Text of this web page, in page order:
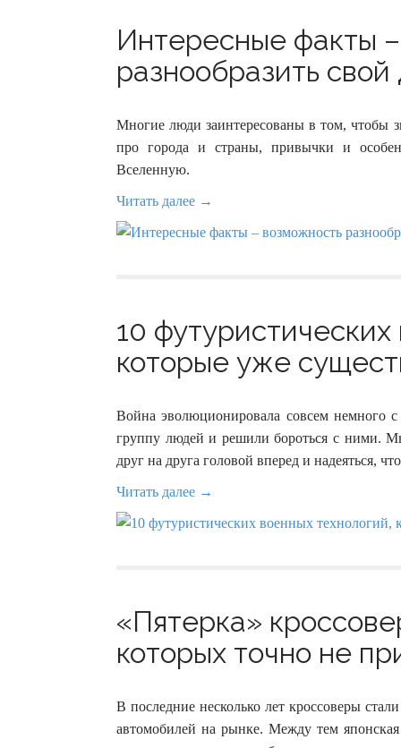
Интересные факты
разнообразить свой
Многие люди заинтересованы в том, чтобы
про города и страны, привычки и
Вселенную.
Читать далее →
10
которые уже
Война эволюционировала совсем немного
группу людей и решили бороться с ними.
друг на друга головой вперед и надеяться,
Читать далее →
«Пятерка»
которых точно не
В последние несколько лет кроссоверы
автомобилей на рынке. Между тем